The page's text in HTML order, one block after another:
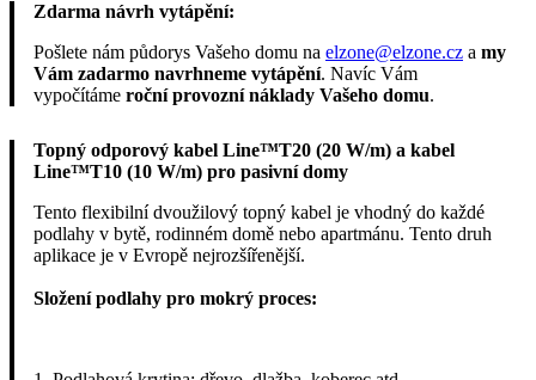
Zdarma návrh vytápění:
Pošlete nám půdorys Vašeho domu na elzone@elzone.cz a my
Vám zadarmo navrhneme vytápění. Navíc Vám
vypočítáme roční provozní náklady Vašeho domu.
Topný odporový kabel Line™T20 (20 W/m) a kabel
Line™T10 (10 W/m) pro pasivní domy
Tento flexibilní dvoužilový topný kabel je vhodný do každé
podlahy v bytě, rodinném domě nebo apartmánu. Tento druh
aplikace je v Evropě nejrozšířenější.
Složení podlahy pro mokrý proces: